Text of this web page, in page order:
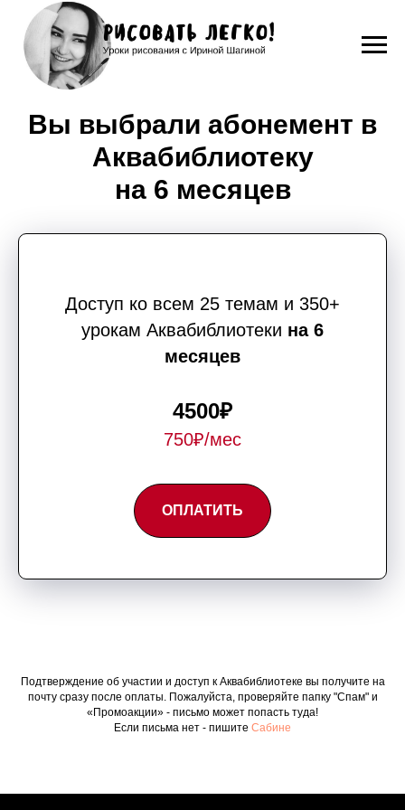
Вы выбрали абонемент в
Аквабиблиотеку
на 6 месяцев
Доступ ко всем 25 темам и 350+
урокам Аквабиблиотеки на 6
месяцев
4500₽
750₽/мес
ОПЛАТИТЬ
Подтверждение об участии и доступ к Аквабиблиотеке вы получите на
почту сразу после оплаты. Пожалуйста, проверяйте папку "Спам" и
«Промоакции» - письмо может попасть туда!
Если письма нет - пишите Сабине